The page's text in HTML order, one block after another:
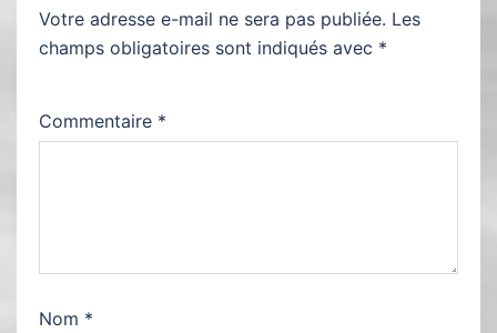
Votre adresse e-mail ne sera pas publiée. Les
champs obligatoires sont indiqués avec *
Commentaire *
Nom *